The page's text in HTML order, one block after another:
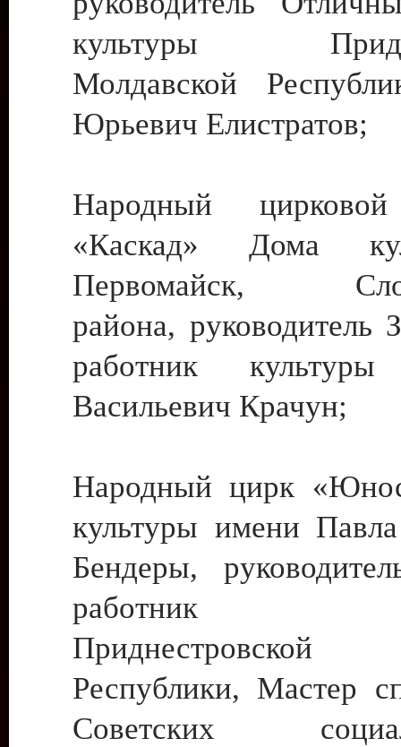
культуры
Молдавской
Юрьевич Елистратов;
Народный цирковой
«Каскад» Дома
Первомайск,
района, руководитель
работник культуры
Васильевич Крачун;
Народный цирк
культуры имени
Бендеры,
работник
Приднестровской
Республики, Мастер
Советских